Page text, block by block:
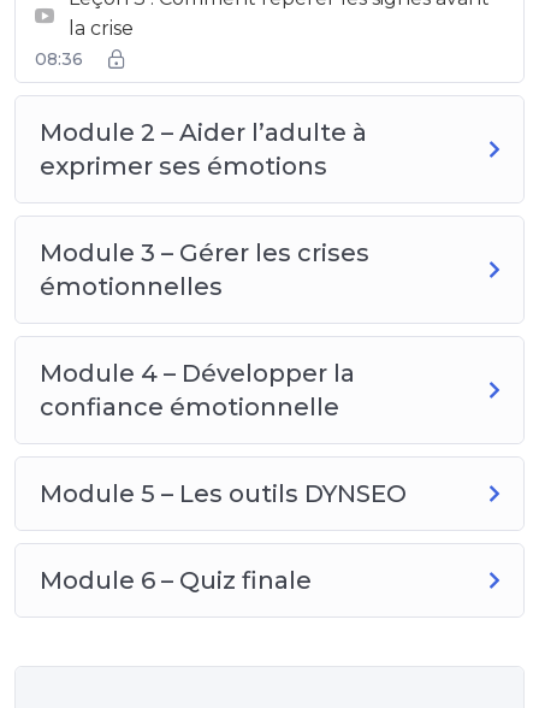
la crise
08:36
Module 2 – Aider l’adulte à
exprimer ses émotions
Module 3 – Gérer les crises
émotionnelles
Module 4 – Développer la
confiance émotionnelle
Module 5 – Les outils DYNSEO
Module 6 – Quiz finale